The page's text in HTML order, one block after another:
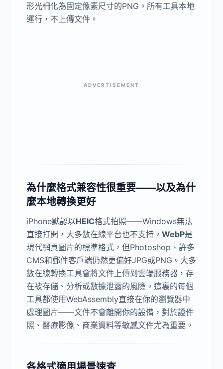
形光柵化為固定像素尺寸的PNG。所有工具本地
運行，不上傳文件。
ADVERTISEMENT
為什麼格式兼容性很重要——以及為什
麼本地轉換更好
iPhone默認以HEIC格式拍照——Windows無法
直接打開，大多數在線平台也不支持。 WebP是
現代網頁圖片的標準格式，但Photoshop、許多
CMS和郵件客戶端仍然更偏好JPG或PNG。大多
數在線轉換工具會將文件上傳到雲端服務器，存
在被存儲、分析或數據泄露的風險。這裏的每個
工具都使用WebAssembly直接在你的瀏覽器中
處理圖片——文件不會離開你的設備，對於證件
照、醫療影像、商業資料等敏感文件尤為重要。